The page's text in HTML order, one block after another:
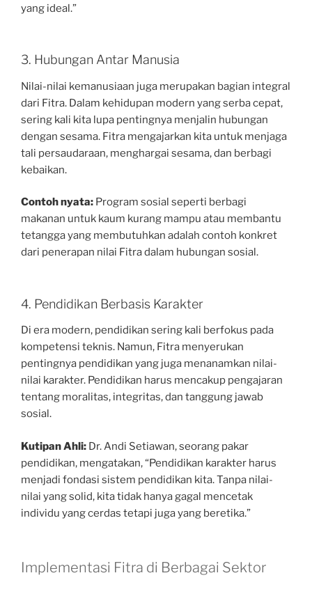
yang ideal.”
3. Hubungan Antar Manusia
Nilai-nilai kemanusiaan juga merupakan bagian integral
dari Fitra. Dalam kehidupan modern yang serba cepat,
sering kali kita lupa pentingnya menjalin hubungan
dengan sesama. Fitra mengajarkan kita untuk menjaga
tali persaudaraan, menghargai sesama, dan berbagi
kebaikan.
Contoh nyata: Program sosial seperti berbagi
makanan untuk kaum kurang mampu atau membantu
tetangga yang membutuhkan adalah contoh konkret
dari penerapan nilai Fitra dalam hubungan sosial.
4. Pendidikan Berbasis Karakter
Di era modern, pendidikan sering kali berfokus pada
kompetensi teknis. Namun, Fitra menyerukan
pentingnya pendidikan yang juga menanamkan nilai-
nilai karakter. Pendidikan harus mencakup pengajaran
tentang moralitas, integritas, dan tanggung jawab
sosial.
Kutipan Ahli: Dr. Andi Setiawan, seorang pakar
pendidikan, mengatakan, “Pendidikan karakter harus
menjadi fondasi sistem pendidikan kita. Tanpa nilai-
nilai yang solid, kita tidak hanya gagal mencetak
individu yang cerdas tetapi juga yang beretika.”
Implementasi Fitra di Berbagai Sektor